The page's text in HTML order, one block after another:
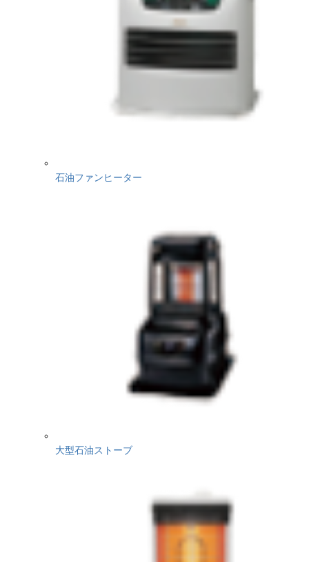
石油ファンヒーター
大型石油ストーブ